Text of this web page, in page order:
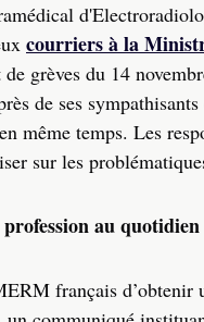
courriers à la
grèves du 14
de ses
même temps. Les
sur les
au quotidien
français d’obtenir